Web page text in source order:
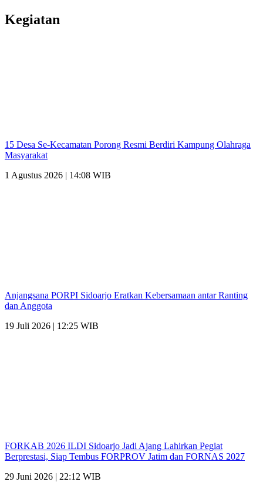
Kegiatan
15 Desa Se-Kecamatan Porong Resmi Berdiri Kampung Olahraga
Masyarakat
1 Agustus 2026 | 14:08 WIB
Anjangsana PORPI Sidoarjo Eratkan Kebersamaan antar Ranting
dan Anggota
19 Juli 2026 | 12:25 WIB
FORKAB 2026 ILDI Sidoarjo Jadi Ajang Lahirkan Pegiat
Berprestasi, Siap Tembus FORPROV Jatim dan FORNAS 2027
29 Juni 2026 | 22:12 WIB